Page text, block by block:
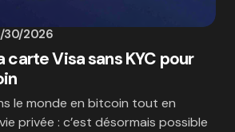
30/2026
carte Visa sans KYC pour
le monde en bitcoin tout en
privée : c’est désormais possible